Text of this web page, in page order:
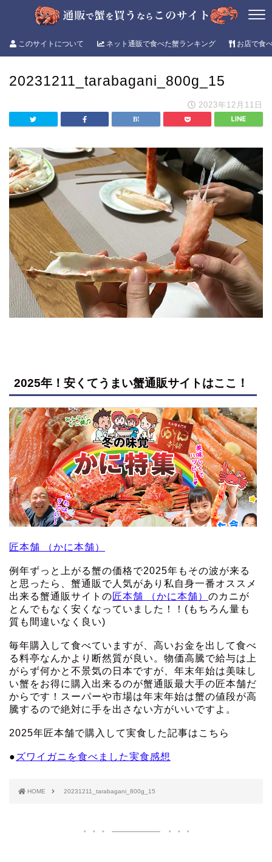
このサイトについて ネット通販で食べた蟹ランキング お店で食
20231211_tarabagani_800g_15
2023年12月11日
2025年！安くてうまい蟹通販サイトはここ！
匠本舗 （かに本舗）
例年ずっと上がる蟹の価格で2025年もその波が来る
と思ったら、蟹通販で人気があり私自身一番オススメ
出来る蟹通販サイトの匠本舗 （かに本舗） のカニが
とんでもなく安くなっていました！！(もちろん量も
質も間違いなく良い)
毎年購入して食べていますが、高いお金を出して食べ
る料亭なんかより断然質が良い。物価高騰で給与は上
がらず何かと不景気の日本ですが、年末年始は美味し
い蟹をお得に購入出来るのが蟹通販最大手の匠本舗だ
からです！スーパーや市場は年末年始は蟹の値段が高
騰するので絶対に手を出さない方がいいですよ。
2025年匠本舗で購入して実食した記事はこちら
● ズワイガニを食べました実食感想
HOME 20231211_tarabagani_800g_15